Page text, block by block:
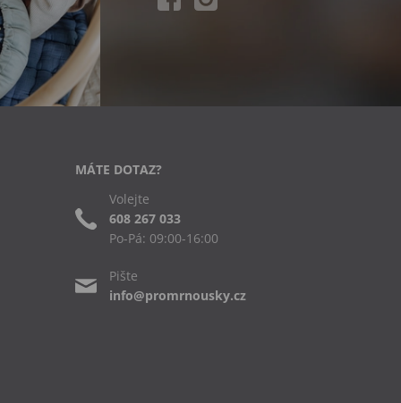
MÁTE DOTAZ?
Volejte
608 267 033
Po-Pá: 09:00-16:00
Pište
info@promrnousky.cz